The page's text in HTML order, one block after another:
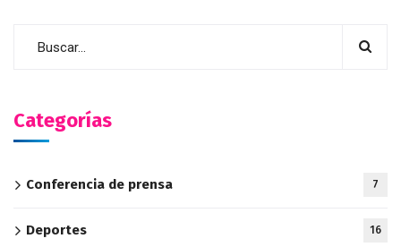
Categorías
Conferencia de prensa 7
Deportes 16